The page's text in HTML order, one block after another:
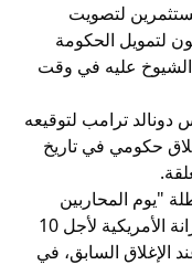
لتصويت
لتمويل الحكومة
مجلس الشيوخ عليه في وقت
ترامب لتوقيعه
حكومي في تاريخ
"يوم المحاربين
القدامى"، وسجل العائد على سندات الخزانة الأمريكية لأجل 10
إلى 4.07% من 4.11% عند الإغلاق السابق، في